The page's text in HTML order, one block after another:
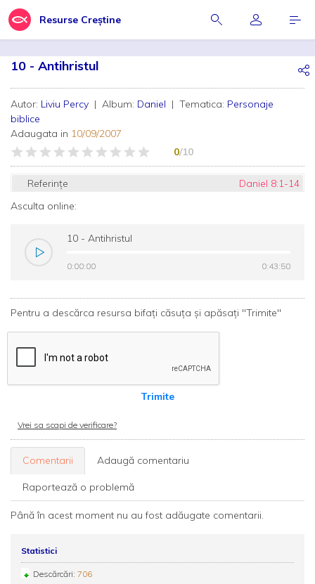
Resurse Creștine
10 - Antihristul
Autor: Liviu Percy | Album: Daniel | Tematica: Personaje
biblice
Adaugata in 10/09/2007
0/10
Referințe
Daniel 8:1-14
Asculta online:
10 - Antihristul
0:00:00 0:43:50
0:00:00 0:43:50
Pentru a descărca resursa bifați căsuța și apăsați "Trimite"
Trimite
Vrei sa scapi de verificare?
Comentarii Adaugă comentariu
Raportează o problemă
Până în acest moment nu au fost adăugate comentarii.
Statistici
Descărcări: 706